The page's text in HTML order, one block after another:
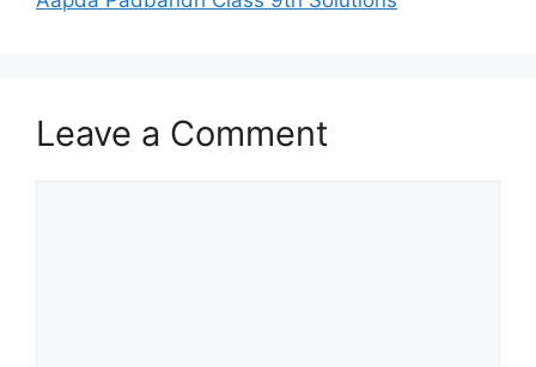
Leave a Comment